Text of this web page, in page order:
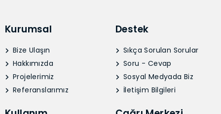
Kurumsal
Bize Ulaşın
Hakkımızda
Projelerimiz
Referanslarımız
Destek
Sıkça Sorulan Sorular
Soru - Cevap
Sosyal Medyada Biz
İletişim Bilgileri